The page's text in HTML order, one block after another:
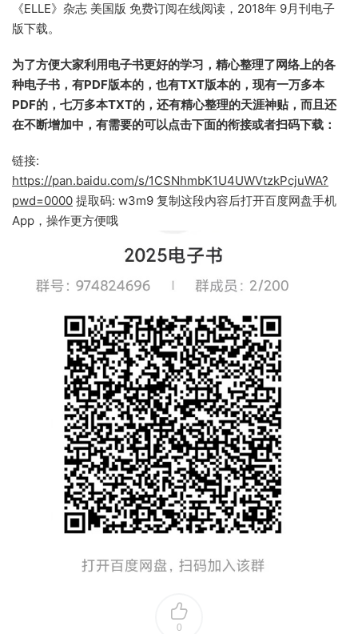
《ELLE》杂志 美国版 免费订阅在线阅读，2018年 9月刊电子
版下载。
为了方便大家利用电子书更好的学习，精心整理了网络上的各
种电子书，有PDF版本的，也有TXT版本的，现有一万多本
PDF的，七万多本TXT的，还有精心整理的天涯神贴，而且还
在不断增加中，有需要的可以点击下面的衔接或者扫码下载：
链接:
https://pan.baidu.com/s/1CSNhmbK1U4UWVtzkPcjuWA?
pwd=0000 提取码: w3m9 复制这段内容后打开百度网盘手机
App，操作更方便哦
0